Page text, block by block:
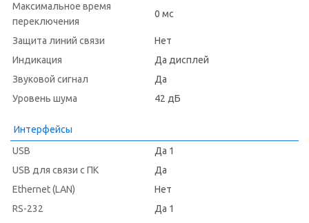
Максимальное время
переключения
0 мс
Защита линий связи
Нет
Индикация
Да дисплей
Звуковой сигнал
Да
Уровень шума
42 дБ
Интерфейсы
USB
Да 1
USB для связи с ПК
Да
Ethernet (LAN)
Нет
RS-232
Да 1